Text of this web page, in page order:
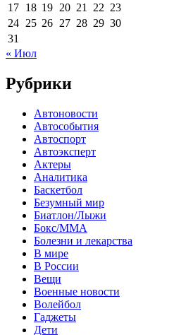
17 18 19 20 21 22 23
24 25 26 27 28 29 30
31
« Июл
Рубрики
Автоновости
Автособытия
Автоспорт
Автоэксперт
Актеры
Аналитика
Баскетбол
Безумный мир
Биатлон/Лыжи
Бокс/MMA
Болезни и лекарства
В мире
В России
Вещи
Военные новости
Волейбол
Гаджеты
Дети